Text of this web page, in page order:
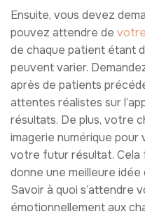
Ensuite, vous devez
pouvez attendre de
de chaque patient étant
peuvent varier.
après de patients
attentes réalistes sur
résultats. De plus, votre
imagerie numérique
votre futur résultat. Cela
donne une meilleure
Savoir à quoi s’attendre
émotionnellement aux